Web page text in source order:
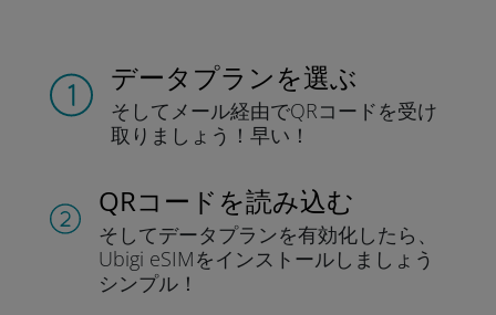
データプランを選ぶ
そしてメール経由でQRコードを受け
取りましょう！早い！
QRコードを読み込む
そしてデータプランを有効化したら、
Ubigi eSIMをインストールしま しょう
シンプル！